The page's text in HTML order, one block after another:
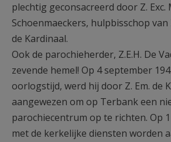
plechtig geconsacreerd door Z. Exc.
Schoenmaeckers, hulpbisschop
de Kardinaal.
Ook de parochieherder, Z.E.H. De
zevende hemel! Op 4 september
oorlogstijd, werd hij door Z. Em. de
aangewezen om op Terbank een
parochiecentrum op te richten. Op
met de kerkelijke diensten worden